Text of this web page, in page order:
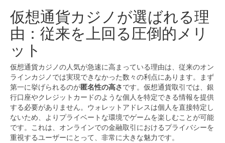
仮想通貨カジノが選ばれる理
由：従来を上回る圧倒的メリ
ット
仮想通貨カジノの人気が急速に高まっている理由は、従来のオン
ラインカジノでは実現できなかった数々の利点にあります。まず
第一に挙げられるのが匿名性の高さです。仮想通貨取引では、銀
行口座やクレジットカードのような個人を特定できる情報を提供
する必要がありません。ウォレットアドレスは個人を直接特定し
ないため、よりプライベートな環境でゲームを楽しむことが可能
です。これは、オンラインでの金融取引におけるプライバシーを
重視するユーザーにとって、非常に大きな魅力です。